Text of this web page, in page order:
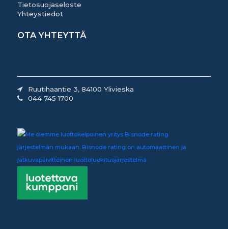
Tietosuojaseloste
Yhteystiedot
OTA YHTEYTTÄ
Ruutihaantie 3, 84100 Ylivieska
044 745 1700